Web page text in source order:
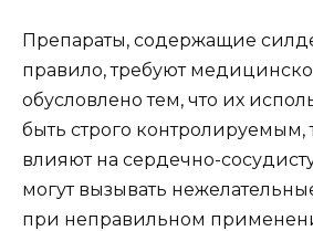
Препараты, содержащие
правило, требуют
обусловлено тем, что их
быть строго контролируемым,
влияют на сердечно-
могут вызывать
при неправильном